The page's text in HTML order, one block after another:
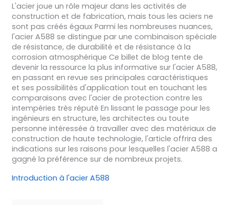
L'acier joue un rôle majeur dans les activités de
construction et de fabrication, mais tous les aciers ne
sont pas créés égaux Parmi les nombreuses nuances,
l'acier A588 se distingue par une combinaison spéciale
de résistance, de durabilité et de résistance à la
corrosion atmosphérique Ce billet de blog tente de
devenir la ressource la plus informative sur l'acier A588,
en passant en revue ses principales caractéristiques
et ses possibilités d'application tout en touchant les
comparaisons avec l'acier de protection contre les
intempéries très réputé En lissant le passage pour les
ingénieurs en structure, les architectes ou toute
personne intéressée à travailler avec des matériaux de
construction de haute technologie, l'article offrira des
indications sur les raisons pour lesquelles l'acier A588 a
gagné la préférence sur de nombreux projets.
Introduction à l'acier A588